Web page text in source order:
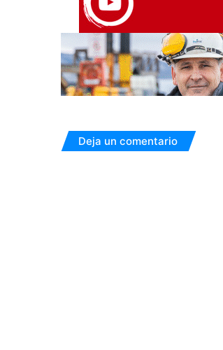
Deja un comentario